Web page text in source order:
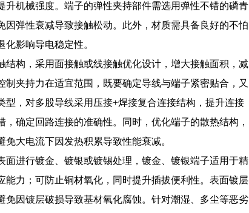
机械强度。端子的弹性夹持部件需选用弹性不错的磷青
弹性衰减导致接触松动。此外，材质需具备良好的不怕
影响导电稳定性。
构，采用面接触或线接触优化设计，增大接触面积，减
夹持力在适宜范围，既要确定导线与端子紧密贴合，又
，对多股导线采用压接+焊接复合连接结构，提升连接
确定回路连接的准确性。同时，优化端子的散热结构，
大电流下因发热积累导致性能衰减。
进行镀金、镀银或镀锡处理，镀金、镀银端子适用于精
力；可防止铜材氧化，同时提升插拔便利性。表面镀层
因镀层破损导致基材氧化腐蚀。针对潮湿、多尘等恶劣